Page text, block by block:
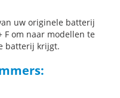
uw originele batterij
F om naar modellen te
batterij krijgt.